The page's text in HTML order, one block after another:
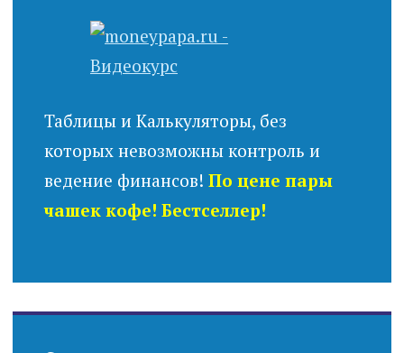
Таблицы и Калькуляторы, без
которых невозможны контроль и
ведение финансов! По цене пары
чашек кофе! Бестселлер!